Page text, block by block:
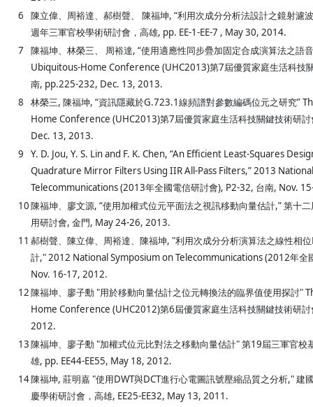
6
陳立偉、周裕達、郝樹聲、 陳福坤, “利用次成分分析法設計之鏡射濾
週年三軍官校學術研討會，高雄, pp. EE-1-EE-7 , May 30, 2014.
7
陳福坤、林榮三、 周裕達, “使用適應性同步疊加固定合成演算法之語
Ubiquitous-Home Conference (UHC2013)第7屆優質家庭生活科技
南, pp.225-232, Dec. 13, 2013.
8
林榮三, 陳福坤, “資訊隱藏於G.723.1線頻譜對參數編碼位元之研究”
Home Conference (UHC2013)第7屆優質家庭生活科技關鍵技術研
Dec. 13, 2013.
9
Y. D. Jou, Y. S. Lin and F. K. Chen, “An Efficient Least-Squares
Quadrature Mirror Filters Using IIR All-Pass Filters,” 2013
Telecommunications (2013年全國電信研討會), P2-32, 台南, Nov.
10陳福坤、廖文源, “使用加權式位元平面法之視訊移動向量估計,” 第十
用研討會, 金門, May 24-26, 2013.
11 郝樹聲、陳立偉、周裕達、陳福坤, "利用次成分分析演算法之線性相
計," 2012 National Symposium on Telecommunications (2012年全
Nov. 16-17, 2012.
12陳福坤、廖子勳 "用於移動向量估計之位元轉換法的臨界值使用探討"
Home Conference (UHC2012)第6屆優質家庭生活科技關鍵技術研
2012.
13陳福坤、廖子勳 "加權式位元比對法之移動向量估計" 第19屆三軍官校
雄, pp. EE44-EE55, May 18, 2012.
14陳福坤, 莊明嘉 "使用DWT與DCT進行心電圖訊號壓縮品質之分析," 建
慶學術研討會，高雄, EE25-EE32, May 13, 2011.